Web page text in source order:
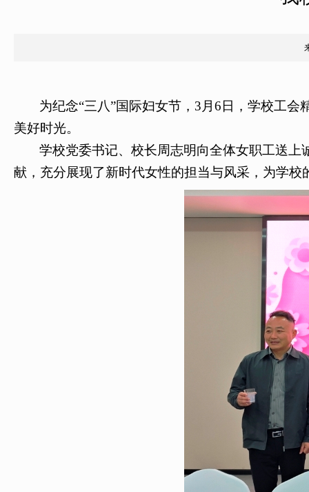
为纪念“三八”国际妇女节，3月6日，学校工
美好时光。
学校党委书记、校长周志明向全体女职工送
献，充分展现了新时代女性的担当与风采，为学校